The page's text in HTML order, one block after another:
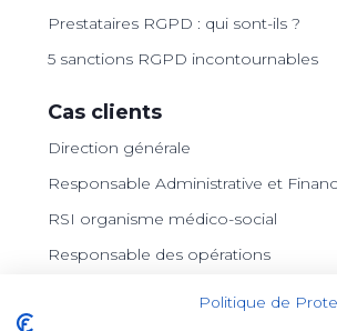
Prestataires RGPD : qui sont-ils ?
5 sanctions RGPD incontournables
Cas clients
Direction générale
Responsable Administrative et
RSI organisme médico-social
Responsable des opérations
Politique de